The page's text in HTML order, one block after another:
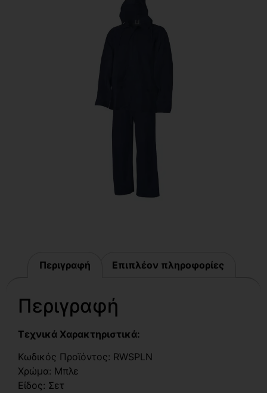
Περιγραφή Επιπλέον πληροφορίες
Περιγραφή
Τεχνικά Χαρακτηριστικά:
Κωδικός Προϊόντος: RWSPLN
Χρώμα: Μπλε
Είδος: Σετ